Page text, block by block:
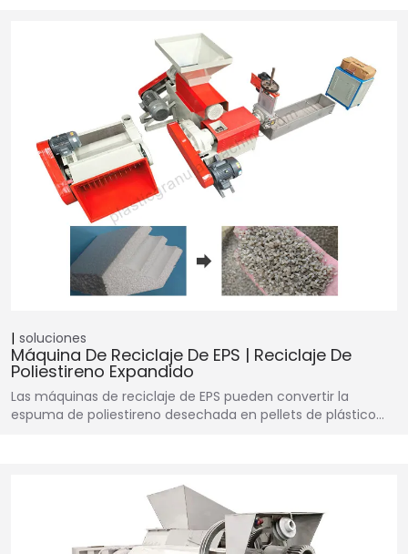
soluciones
Máquina De Reciclaje De EPS | Reciclaje De
Poliestireno Expandido
Las máquinas de reciclaje de EPS pueden convertir la
espuma de poliestireno desechada en pellets de plástico…